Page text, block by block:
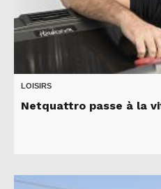
LOISIRS
Netquattro passe à la